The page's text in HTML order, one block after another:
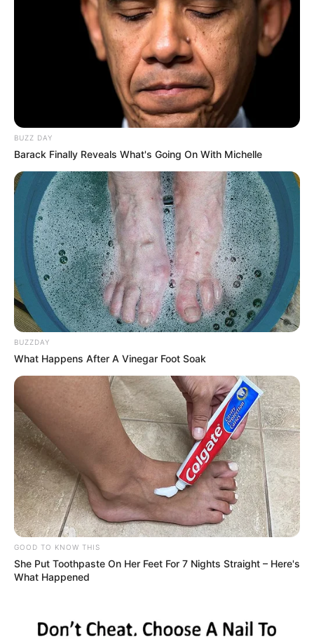
CPF é aprovado único registro de
identificação
A partir da vigência da futura lei, o CPF será usado como
número em certidões (nascimento, casamento e óbito),
como identificação perante o INSS (NIT), na carteira de
trabalho, na CNH e outros
Fonte: Da Redação
DOCUMENTO ÚNICO 26/12/2022 Foto: Ilustrativa
ShareFacebookWhatsAppTelegramMessenger
BUZZ DAY
Barack Finally Reveals What's Going On With Michelle
BUZZDAY
What Happens After A Vinegar Foot Soak
GOOD TO KNOW THIS
She Put Toothpaste On Her Feet For 7 Nights Straight – Here's
What Happened